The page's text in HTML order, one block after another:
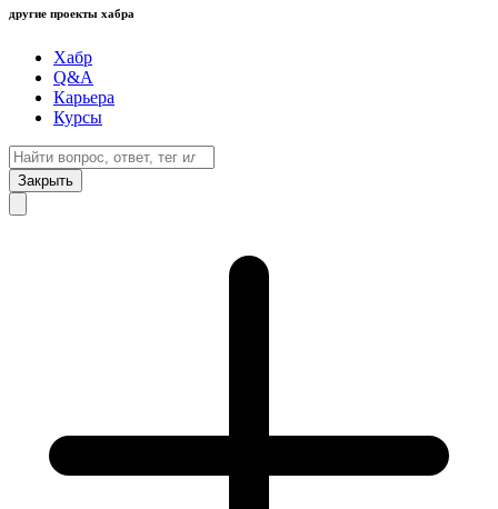
другие проекты хабра
Хабр
Q&A
Карьера
Курсы
Закрыть